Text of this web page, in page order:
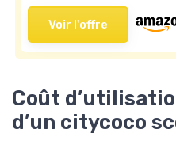
Voir l'offre
Coût
d’un citycoco